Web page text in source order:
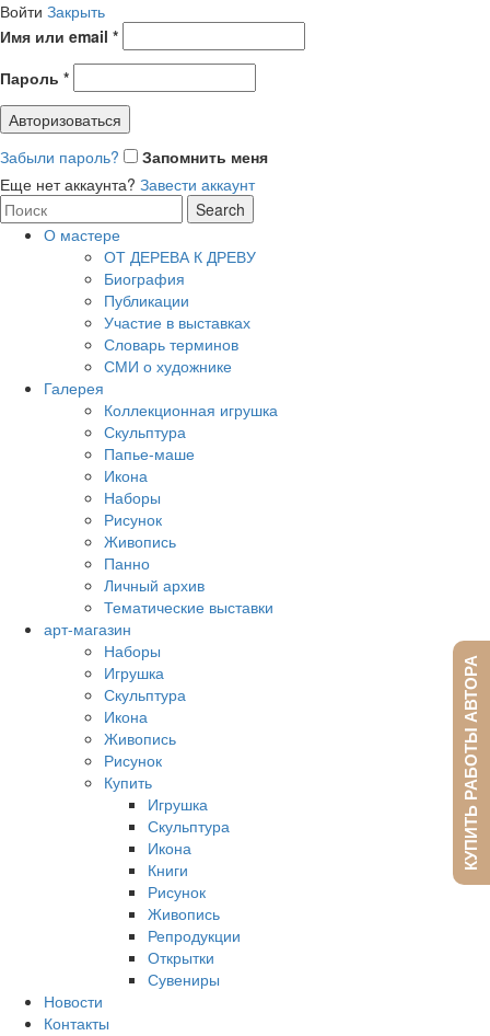
Войти Закрыть
Имя или email *
Пароль *
Авторизоваться
Забыли пароль?
Запомнить меня
Еще нет аккаунта? Завести аккаунт
Search
for:
Search
О мастере
ОТ ДЕРЕВА К ДРЕВУ
Биография
Публикации
Участие в выставках
Словарь терминов
СМИ о художнике
Галерея
Коллекционная игрушка
Скульптура
Папье-маше
Икона
Наборы
Рисунок
Живопись
Панно
Личный архив
Тематические выставки
арт-магазин
Наборы
Игрушка
Скульптура
Икона
Живопись
Рисунок
Купить
Игрушка
Скульптура
Икона
Книги
Рисунок
Живопись
Репродукции
Открытки
Сувениры
Новости
Контакты
КУПИТЬ РАБОТЫ АВТОРА